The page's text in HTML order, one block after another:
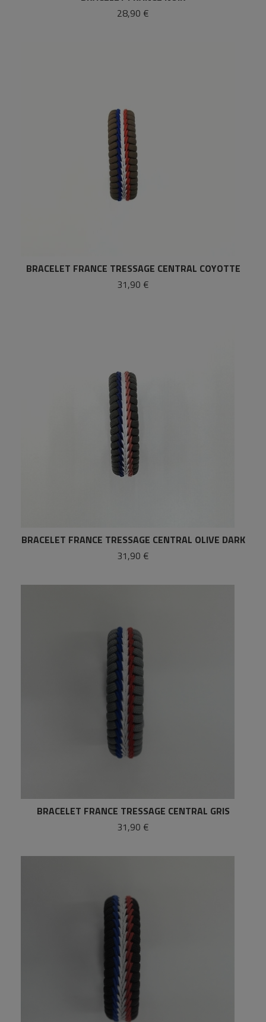
28,90 €
BRACELET FRANCE TRESSAGE CENTRAL COYOTTE
31,90 €
BRACELET FRANCE TRESSAGE CENTRAL OLIVE DARK
31,90 €
BRACELET FRANCE TRESSAGE CENTRAL GRIS
31,90 €